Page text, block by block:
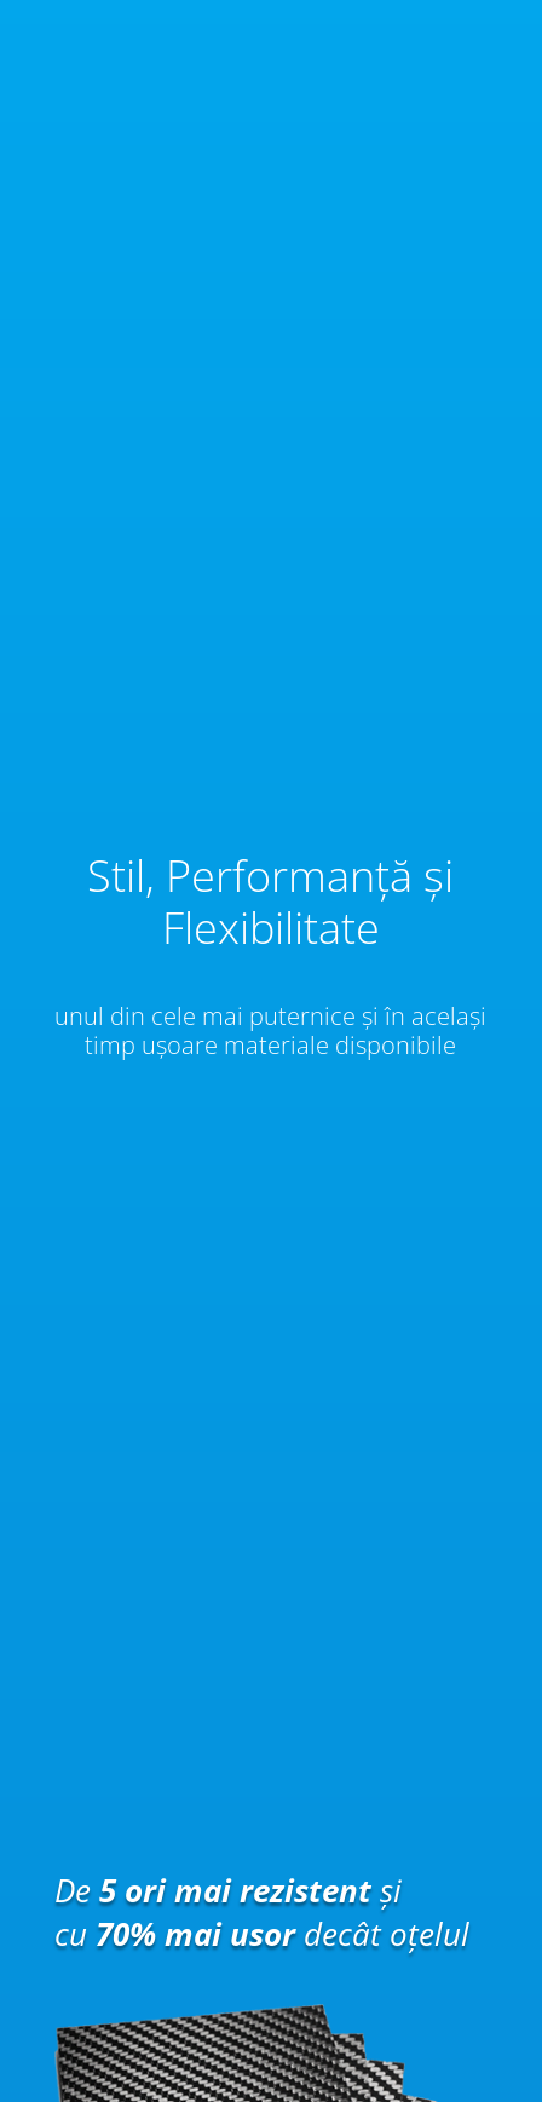
Stil, Performanță și
Flexibilitate
unul din cele mai puternice și în același
timp ușoare materiale disponibile
De5 ori mai rezistentși
cu 70% mai usordecât oțelul